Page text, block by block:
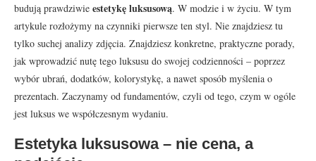
budują prawdziwie estetykę luksusową. W modzie i w życiu. W tym
artykule rozłożymy na czynniki pierwsze ten styl. Nie znajdziesz tu
tylko suchej analizy zdjęcia. Znajdziesz konkretne, praktyczne porady,
jak wprowadzić nutę tego luksusu do swojej codzienności – poprzez
wybór ubrań, dodatków, kolorystykę, a nawet sposób myślenia o
prezentach. Zaczynamy od fundamentów, czyli od tego, czym w ogóle
jest luksus we współczesnym wydaniu.
Estetyka luksusowa – nie cena, a